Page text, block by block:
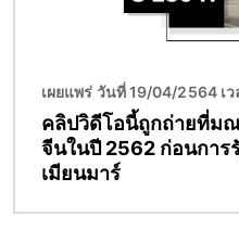
เผยแพร่ วันที่ 19/04/2564 เ
คลิปวิดีโอนี้ถูกถ่ายที่ม
จีนในปี 2562 ก่อนการ
เมียนมาร์